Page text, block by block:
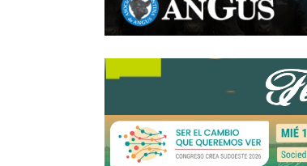
Por Ing. Agr. Liliana Rosenstein, Editora de Valor Carne.
WhatsAppFacebook